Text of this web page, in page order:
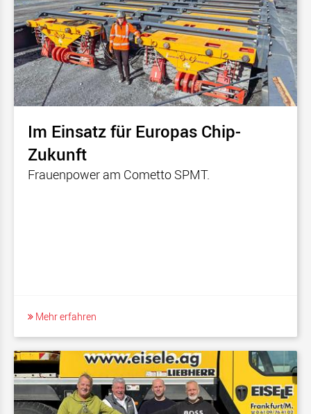
Im Einsatz für Europas Chip-
Zukunft
Frauenpower am Cometto SPMT.
Mehr erfahren